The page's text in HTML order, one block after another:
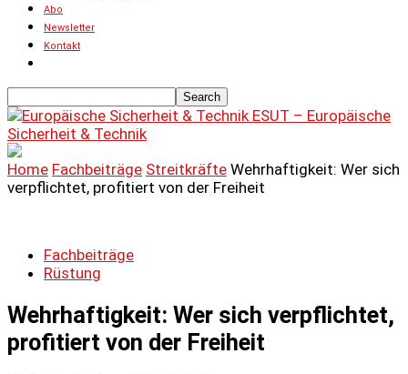
Abo
Newsletter
Kontakt
ESUT – Europäische
Sicherheit & Technik
Home Fachbeiträge Streitkräfte Wehrhaftigkeit: Wer sich
verpflichtet, profitiert von der Freiheit
Fachbeiträge
Rüstung
Wehrhaftigkeit: Wer sich verpflichtet,
profitiert von der Freiheit